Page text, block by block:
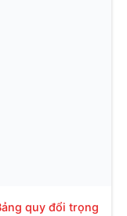
quy đổi trọng